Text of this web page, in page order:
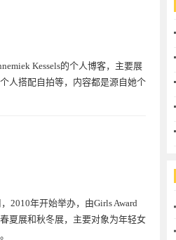
Kessels的个人博客，主要展
人搭配自拍等，内容都是源自她个
2010年开始举办，由Girls Award
夏展和秋冬展，主要对象为年轻女